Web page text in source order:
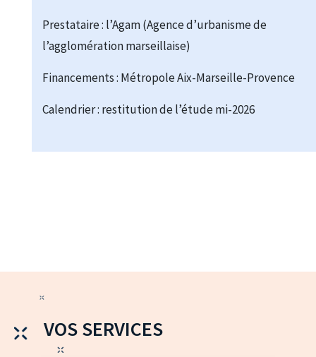
Prestataire : l’Agam (Agence d’urbanisme de
l’agglomération marseillaise)
Financements : Métropole Aix-Marseille-Provence
Calendrier : restitution de l’étude mi-2026
VOS SERVICES